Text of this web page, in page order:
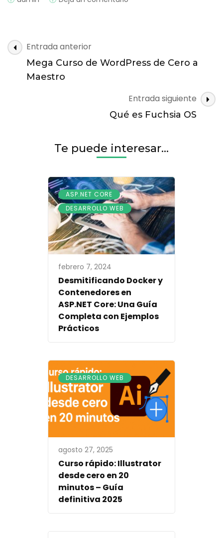
Navegación
de
entradas
Entrada anterior
Mega Curso de WordPress de Cero a
Maestro
Entrada siguiente
Qué es Fuchsia OS
Te puede interesar...
ASP.NET CORE ,
DESARROLLO WEB
febrero 7, 2024
Desmitificando Docker y
Contenedores en
ASP.NET Core: Una Guía
Completa con Ejemplos
Prácticos
DESARROLLO WEB
agosto 27, 2025
Curso rápido: Illustrator
desde cero en 20
minutos – Guía
definitiva 2025